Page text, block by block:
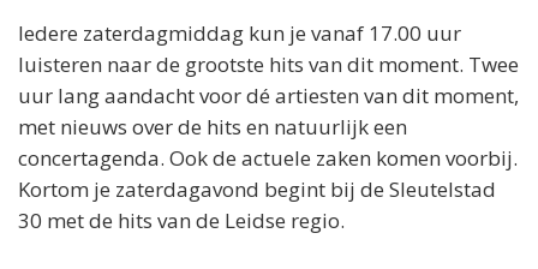
Iedere zaterdagmiddag kun je vanaf 17.00 uur
luisteren naar de grootste hits van dit moment. Twee
uur lang aandacht voor dé artiesten van dit moment,
met nieuws over de hits en natuurlijk een
concertagenda. Ook de actuele zaken komen voorbij.
Kortom je zaterdagavond begint bij de Sleutelstad
30 met de hits van de Leidse regio.